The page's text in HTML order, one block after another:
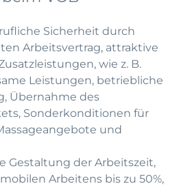
Sicherheit durch
Arbeitsvertrag, attraktive
wie z. B.
Leistungen, betriebliche
Übernahme des
Sonderkonditionen für
und
Gestaltung der Arbeitszeit,
Arbeitens bis zu 50%,